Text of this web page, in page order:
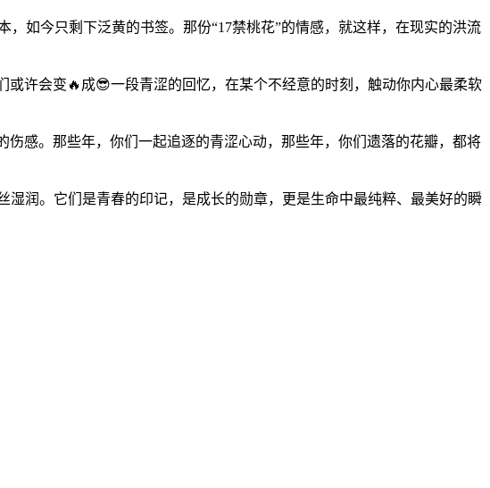
如今只剩下泛黄的书签。那份“17禁桃花”的情感，就这样，在现实的洪流
许会变🔥成😎一段青涩的回忆，在某个不经意的时刻，触动你内心最柔软
感。那些年，你们一起追逐的青涩心动，那些年，你们遗落的花瓣，都将
润。它们是青春的印记，是成长的勋章，更是生命中最纯粹、最美好的瞬